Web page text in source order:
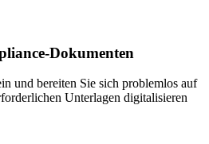
Dokumenten
und bereiten Sie sich problemlos auf
Unterlagen digitalisieren